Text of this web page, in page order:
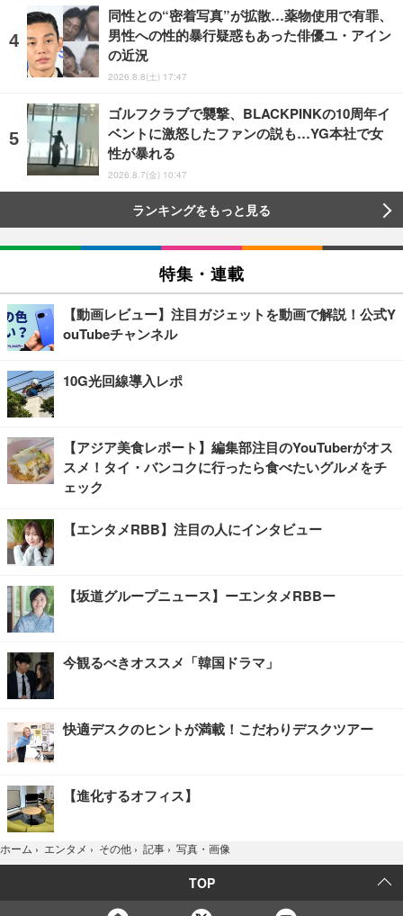
同性との“密着写真”が拡散…薬物使用で有罪、
男性への性的暴行疑惑もあった俳優ユ・アイン
の近況
2026.8.8(土) 17:47
ゴルフクラブで襲撃、BLACKPINKの10周年イ
ベントに激怒したファンの説も…YG本社で女
性が暴れる
2026.8.7(金) 10:47
ランキングをもっと見る
特集・連載
【動画レビュー】注目ガジェットを動画で解説！公式Y
ouTubeチャンネル
10G光回線導入レポ
【アジア美食レポート】編集部注目のYouTuberがオス
スメ！タイ・バンコクに行ったら食べたいグルメをチ
ェック
【エンタメRBB】注目の人にインタビュー
【坂道グループニュース】ーエンタメRBBー
今観るべきオススメ「韓国ドラマ」
快適デスクのヒントが満載！こだわりデスクツアー
【進化するオフィス】
ホーム › エンタメ › その他 › 記事 › 写真・画像
TOP